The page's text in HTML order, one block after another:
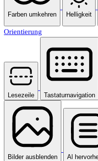
Farben umkehren Helligkeit
Orientierung
Lesezeile Tastaturnavigation
Bilder ausblenden
Al